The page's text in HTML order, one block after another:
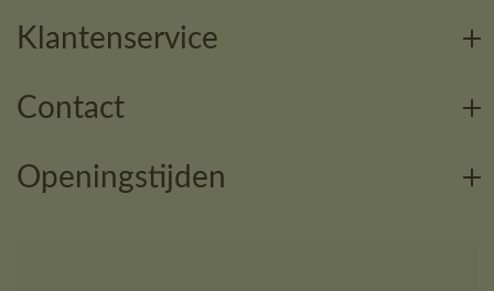
Klantenservice
Contact
Openingstijden